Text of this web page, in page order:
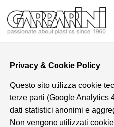
Privacy & Cookie Policy
Questo sito utilizza cookie
terze parti (Google Analytics
dati statistici anonimi e
Non vengono utilizzati